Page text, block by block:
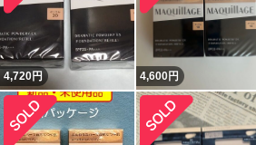
4,720円 4,600円